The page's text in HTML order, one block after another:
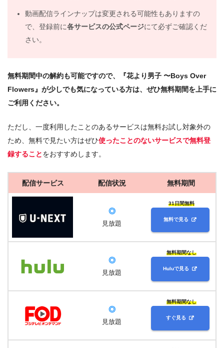
動画配信ラインナップは変更される可能性もありますの
で、登録前に各サービスの公式ページにて必ずご確認くだ
さい。
無料期間中の解約も可能ですので、『花より男子 〜Boys Over
Flowers』が少しでも気になっている方は、ぜひ無料期間を上手に
ご利用ください。
ただし、一度利用したことのあるサービスは無料お試し対象外の
ため、無料で見たい方はぜひ使ったことのないサービスで無料登
録することをおすすめします。
配信サービス 配信状況 無料期間
◎
見放題
31日間無料
無料で見る
◎
見放題
無料期間なし
Huluで見る
◎
見放題
無料期間なし
すぐ見る